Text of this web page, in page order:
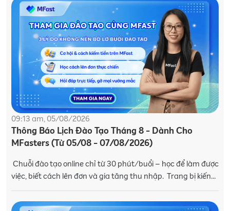
09:13 am, 05/08/2026
Thông Báo Lịch Đào Tạo Tháng 8 - Dành Cho
MFasters (Từ 05/08 - 07/08/2026)
Chuỗi đào tạo online chỉ từ 30 phút/buổi – học để làm được
việc, biết cách lên đơn và gia tăng thu nhập. Trang bị kiến